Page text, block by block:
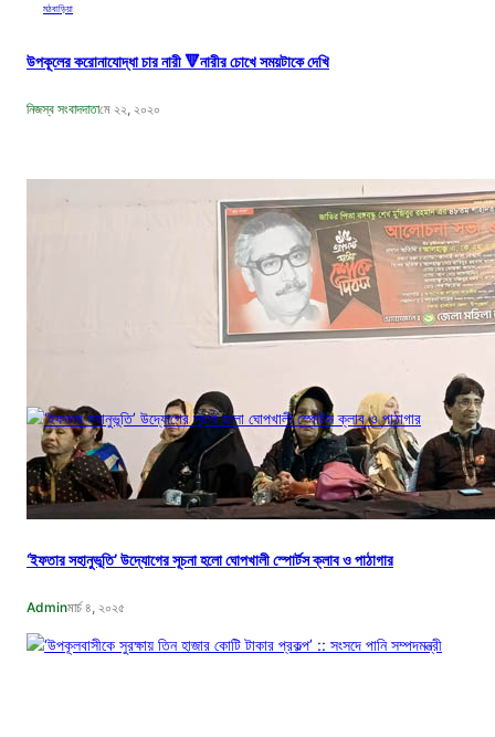
মঠবাড়িয়া
উপকূলের করোনাযোদ্ধা চার নারী 🔻নারীর চোখে সময়টাকে দেখি
নিজস্ব সংবাদদাতামে ২২, ২০২০
বঙ্গবন্ধুর শাহাদাৎ বার্ষিকী উপলক্ষে পিরোজপুরে জেলা মহিলা আওয়ামীলীগের দোয়া মাহফিল
‘ইফতার সহানুভূতি’ উদ্যোগের সূচনা হলো ঘোপখালী স্পোর্টস ক্লাব ও পাঠাগার
Adminমার্চ ৪, ২০২৫